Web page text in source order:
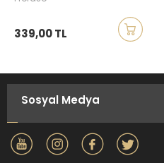
339,00 TL
Sosyal Medya